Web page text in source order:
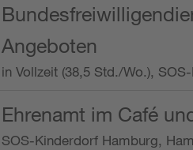
Angeboten
in Vollzeit (38,5 Std./Wo.),
Ehrenamt im Café
SOS-Kinderdorf Hamburg,